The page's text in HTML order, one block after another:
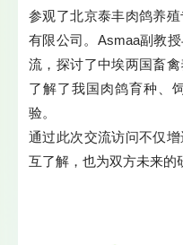
参观了北京泰丰肉鸽养
有限公司。Asmaa副教
流，探讨了中埃两国畜
了解了我国肉鸽育种、
验。
通过此次交流访问不仅
互了解，也为双方未来的